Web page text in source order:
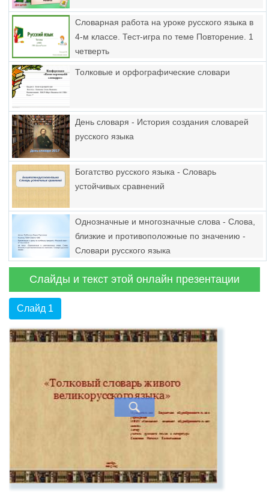
Словарная работа на уроке русского языка в
4-м классе. Тест-игра по теме Повторение. 1
четверть
Толковые и орфографические словари
День словаря - История создания словарей
русского языка
Богатство русского языка - Словарь
устойчивых сравнений
Однозначные и многозначные слова - Слова,
близкие и противоположные по значению -
Словари русского языка
Слайды и текст этой онлайн презентации
Слайд 1